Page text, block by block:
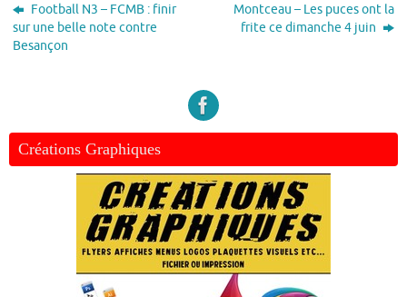
Football N3 – FCMB : finir
sur une belle note contre
Besançon
Montceau – Les puces ont la
frite ce dimanche 4 juin
Créations Graphiques